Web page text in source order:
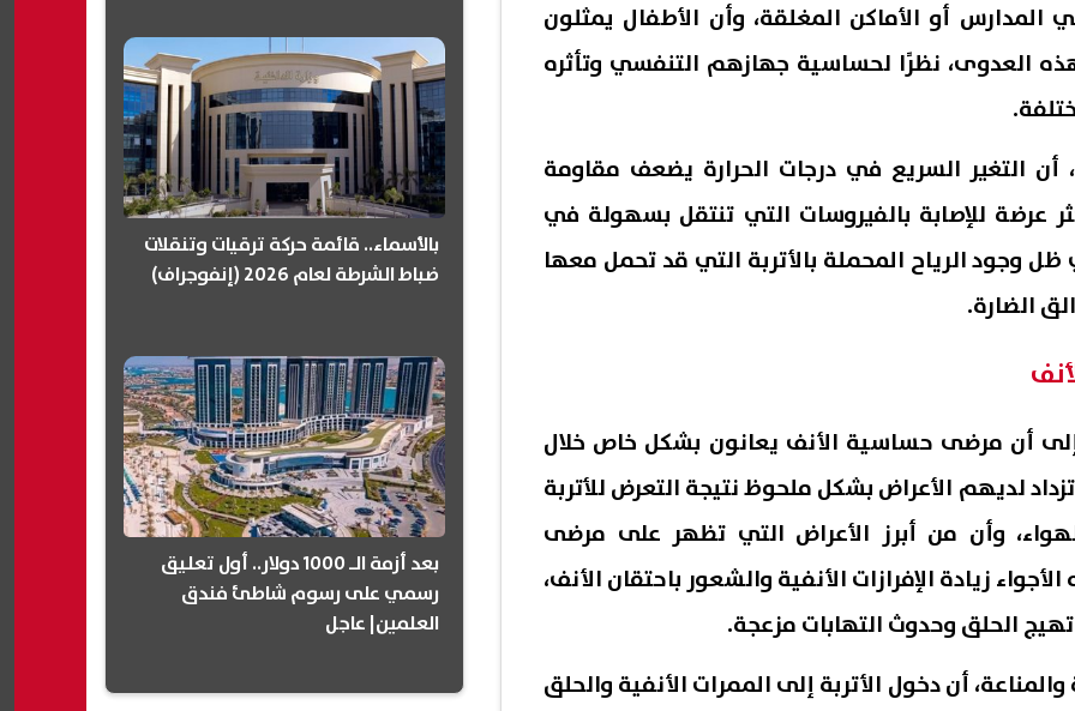
المدارس أو الأماكن المغلقة، وأن الأطفال يمثلون
العدوى، نظرًا لحساسية جهازهم التنفسي وتأثره
أن التغير السريع في درجات الحرارة يضعف مقاومة
عرضة للإصابة بالفيروسات التي تنتقل بسهولة في
وجود الرياح المحملة بالأتربة التي قد تحمل معها
الضارة.
إلى أن مرضى حساسية الأنف يعانون بشكل خاص خلال
لديهم الأعراض بشكل ملحوظ نتيجة التعرض للأتربة
وأن من أبرز الأعراض التي تظهر على مرضى
زيادة الإفرازات الأنفية والشعور باحتقان الأنف،
الحلق وحدوث التهابات مزعجة.
أن دخول الأتربة إلى الممرات الأنفية والحلق
بالأسماء.. قائمة حركة ترقيات وتنقلات
ضباط الشرطة لعام 2026 (إنفوجراف)
بعد أزمة الـ 1000 دولار.. أول تعليق
رسمي على رسوم شاطئ فندق
العلمين| عاجل